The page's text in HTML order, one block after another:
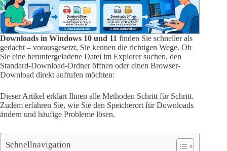
Downloads in Windows 10 und 11 finden Sie schneller als
gedacht – vorausgesetzt, Sie kennen die richtigen Wege. Ob
Sie eine heruntergeladene Datei im Explorer suchen, den
Standard-Download-Ordner öffnen oder einen Browser-
Download direkt aufrufen möchten:
Dieser Artikel erklärt Ihnen alle Methoden Schritt für Schritt.
Zudem erfahren Sie, wie Sie den Speicherort für Downloads
ändern und häufige Probleme lösen.
Schnellnavigation